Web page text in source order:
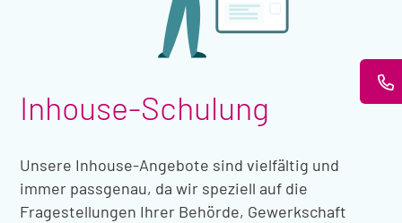
Inhouse-Schulung
Unsere Inhouse-Angebote sind vielfältig und
immer passgenau, da wir speziell auf die
Fragestellungen Ihrer Behörde, Gewerkschaft